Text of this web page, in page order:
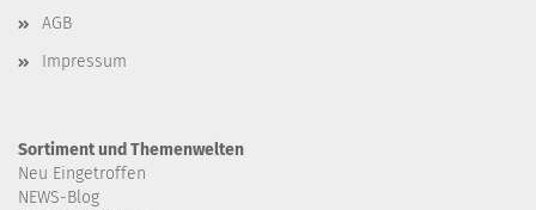
AGB
Impressum
Sortiment und Themenwelten
Neu Eingetroffen
NEWS-Blog